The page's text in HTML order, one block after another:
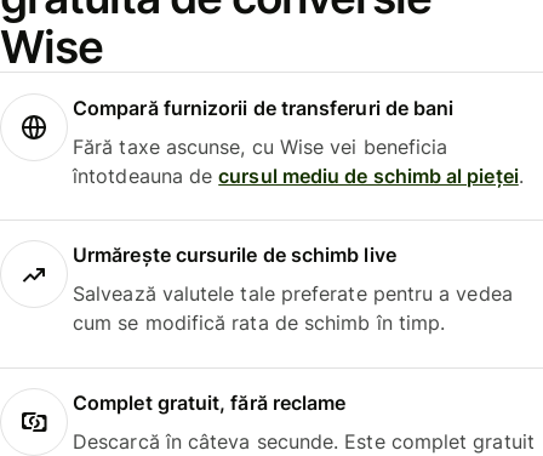
Wise
Compară furnizorii de transferuri de bani
Fără taxe ascunse, cu Wise vei beneficia
întotdeauna decursul mediu de schimb al pieței.
Urmărește cursurile de schimb live
Salvează valutele tale preferate pentru a vedea
cum se modifică rata de schimb în timp.
Complet gratuit, fără reclame
Descarcă în câteva secunde. Este complet gratuit